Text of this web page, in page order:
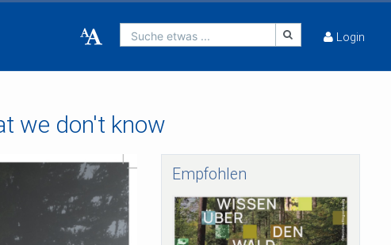
Suche etwas ... Login
we don't know
Empfohlen